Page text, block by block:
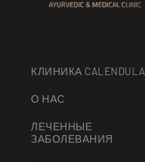
КЛИНИКА CALENDULA
О НАС
ЛЕЧЕННЫЕ
ЗАБОЛЕВАНИЯ